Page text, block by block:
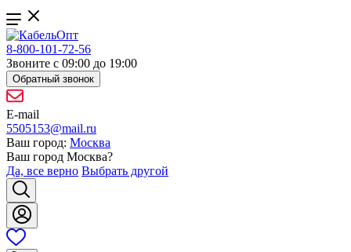
8-800-101-72-56
Звоните с 09:00 до 19:00
Обратный звонок
E-mail
5505153@mail.ru
Ваш город: Москва
Ваш город Москва?
Да, все верно Выбрать другой